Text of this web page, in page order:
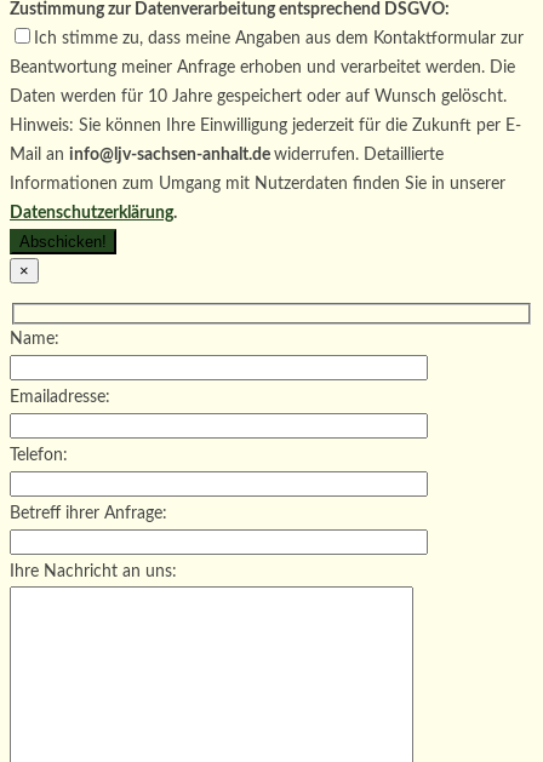
Zustimmung zur Datenverarbeitung entsprechend DSGVO:
Ich stimme zu, dass meine Angaben aus dem Kontaktformular zur
Beantwortung meiner Anfrage erhoben und verarbeitet werden. Die
Daten werden für 10 Jahre gespeichert oder auf Wunsch gelöscht.
Hinweis: Sie können Ihre Einwilligung jederzeit für die Zukunft per E-
Mail an info@ljv-sachsen-anhalt.de widerrufen. Detaillierte
Informationen zum Umgang mit Nutzerdaten finden Sie in unserer
Datenschutzerklärung.
×
Name:
Emailadresse:
Telefon:
Betreff ihrer Anfrage:
Ihre Nachricht an uns: